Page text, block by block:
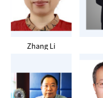
Zhang Li